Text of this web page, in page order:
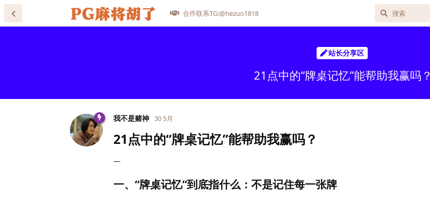
合作联系TG:@hezuo1818
站长分享区
21点中的“牌桌记忆”能帮助我赢吗？
我不是赌神 30 5月
21点中的“牌桌记忆”能帮助我赢吗？
—
一、“牌桌记忆”到底指什么：不是记住每一张牌